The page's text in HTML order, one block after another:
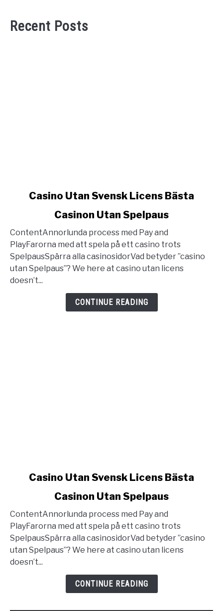
Recent Posts
Utan
Svensk
Licens
Bästa
Casinon
Casino Utan Svensk Licens Bästa
Casinon Utan Spelpaus
ContentAnnorlunda process med Pay and
PlayFarorna med att spela på ett casino trots
SpelpausSpärra alla casinosidorVad betyder ”casino
utan Spelpaus”? We here at casino utan licens
doesn’t...
CONTINUE READING
Utan
Svensk
Licens
Bästa
Casinon
Casino Utan Svensk Licens Bästa
Casinon Utan Spelpaus
ContentAnnorlunda process med Pay and
PlayFarorna med att spela på ett casino trots
SpelpausSpärra alla casinosidorVad betyder ”casino
utan Spelpaus”? We here at casino utan licens
doesn’t...
CONTINUE READING